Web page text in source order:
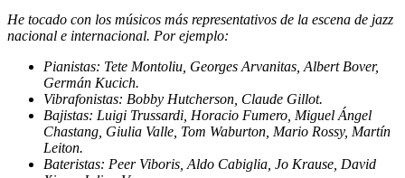
He tocado con los músicos más representativos de la escena de jazz
nacional e internacional. Por ejemplo:
Pianistas: Tete Montoliu, Georges Arvanitas, Albert Bover,
Germán Kucich.
Vibrafonistas: Bobby Hutcherson, Claude Gillot.
Bajistas: Luigi Trussardi, Horacio Fumero, Miguel Ángel
Chastang, Giulia Valle, Tom Waburton, Mario Rossy, Martín
Leiton.
Bateristas: Peer Viboris, Aldo Cabiglia, Jo Krause, David